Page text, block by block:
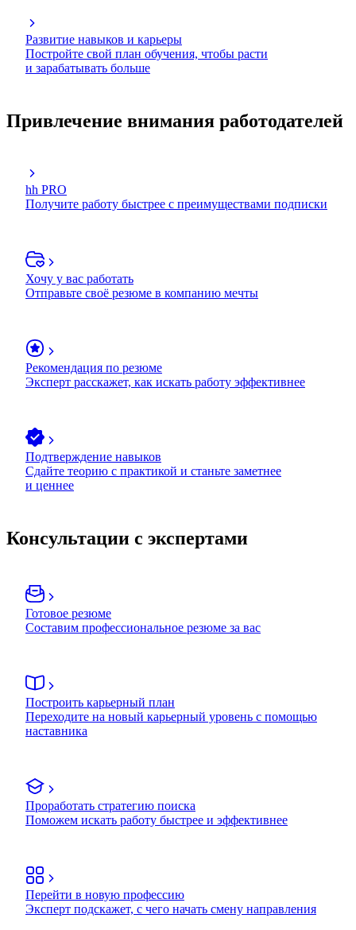
Развитие навыков и карьеры
Постройте свой план обучения, чтобы расти
и зарабатывать больше
Привлечение внимания работодателей
hh PRO
Получите работу быстрее с преимуществами подписки
Хочу у вас работать
Отправьте своё резюме в компанию мечты
Рекомендация по резюме
Эксперт расскажет, как искать работу эффективнее
Подтверждение навыков
Сдайте теорию с практикой и станьте заметнее
и ценнее
Консультации с экспертами
Готовое резюме
Составим профессиональное резюме за вас
Построить карьерный план
Переходите на новый карьерный уровень с помощью
наставника
Проработать стратегию поиска
Поможем искать работу быстрее и эффективнее
Перейти в новую профессию
Эксперт подскажет, с чего начать смену направления